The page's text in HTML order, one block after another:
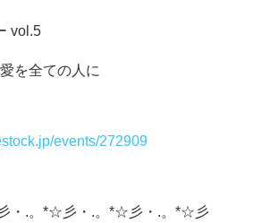
vol.5
を全ての人に
events/272909
・.。*☆彡・.。*☆彡・.。*☆彡